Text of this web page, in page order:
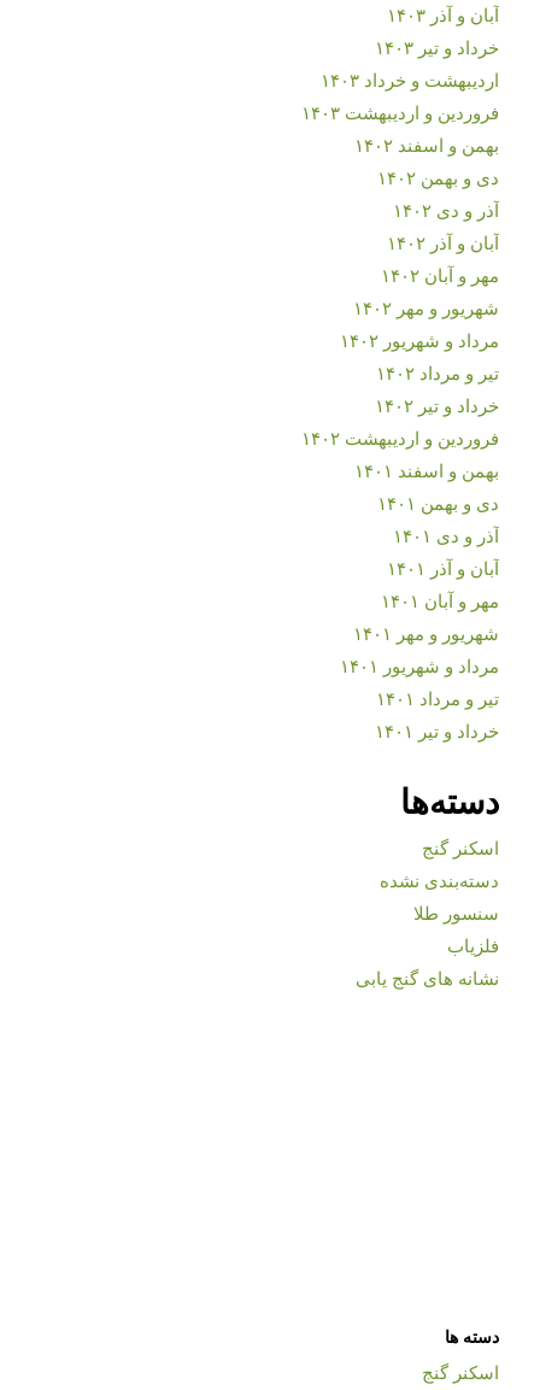
آبان و آذر ۱۴۰۳
خرداد و تیر ۱۴۰۳
اردیبهشت و خرداد ۱۴۰۳
فروردین و اردیبهشت ۱۴۰۳
بهمن و اسفند ۱۴۰۲
دی و بهمن ۱۴۰۲
آذر و دی ۱۴۰۲
آبان و آذر ۱۴۰۲
مهر و آبان ۱۴۰۲
شهریور و مهر ۱۴۰۲
مرداد و شهریور ۱۴۰۲
تیر و مرداد ۱۴۰۲
خرداد و تیر ۱۴۰۲
فروردین و اردیبهشت ۱۴۰۲
بهمن و اسفند ۱۴۰۱
دی و بهمن ۱۴۰۱
آذر و دی ۱۴۰۱
آبان و آذر ۱۴۰۱
مهر و آبان ۱۴۰۱
شهریور و مهر ۱۴۰۱
مرداد و شهریور ۱۴۰۱
تیر و مرداد ۱۴۰۱
خرداد و تیر ۱۴۰۱
دسته‌ها
اسکنر گنج
دسته‌بندی نشده
سنسور طلا
فلزیاب
نشانه های گنج یابی
دسته ها
اسکنر گنج